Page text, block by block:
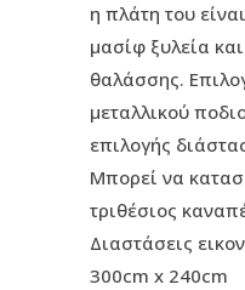
η πλάτη του
μασίφ ξυλεία
θαλάσσης.
μεταλλικού
επιλογής
Μπορεί να
τριθέσιος
Διαστάσεις
300cm x 240cm